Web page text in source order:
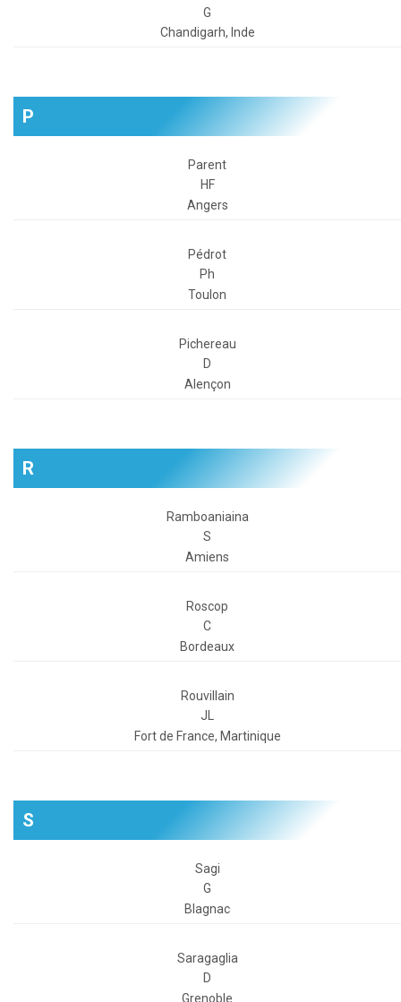
G
Chandigarh, Inde
P
Parent
HF
Angers
Pédrot
Ph
Toulon
Pichereau
D
Alençon
R
Ramboaniaina
S
Amiens
Roscop
C
Bordeaux
Rouvillain
JL
Fort de France, Martinique
S
Sagi
G
Blagnac
Saragaglia
D
Grenoble